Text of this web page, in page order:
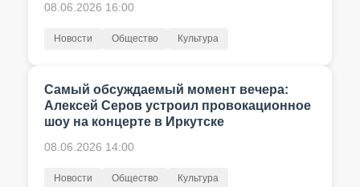
08.06.2026 16:00
Новости Общество Культура
Самый обсуждаемый момент вечера:
Алексей Серов устроил провокационное
шоу на концерте в Иркутске
08.06.2026 14:00
Новости Общество Культура